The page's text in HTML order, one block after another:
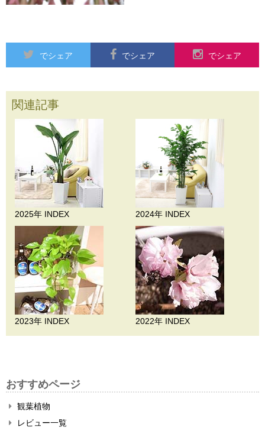
でシェア でシェア でシェア
関連記事
2025年 INDEX 2024年 INDEX
2023年 INDEX 2022年 INDEX
おすすめページ
観葉植物
レビュー一覧